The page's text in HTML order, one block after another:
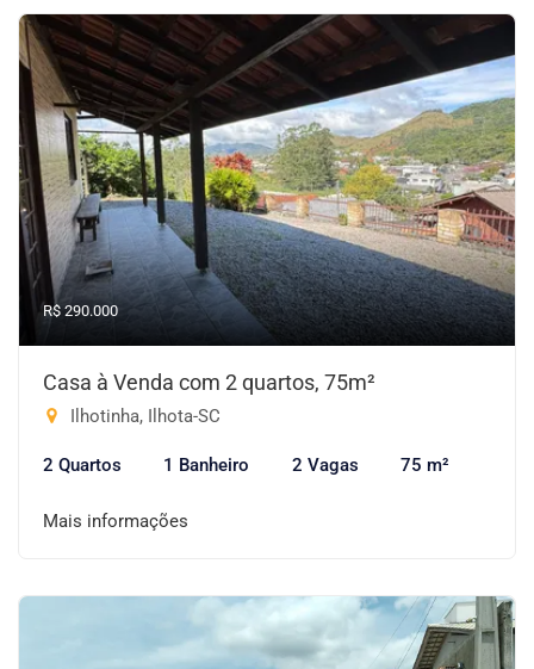
R$ 290.000
Casa à Venda com 2 quartos, 75m²
Ilhotinha, Ilhota-SC
2 Quartos 1 Banheiro 2 Vagas 75 m²
Mais informações